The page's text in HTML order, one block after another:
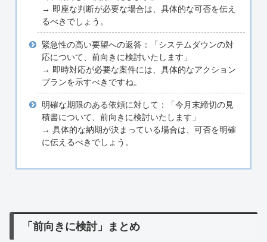
→ 即座な判断が必要な場合は、具体的な可否を伝え
るべきでしょう。
緊急性の高い要望への返答：「システムダウンの対
応について、前向きに検討いたします」
→ 即時対応が必要な案件には、具体的なアクション
プランを示すべきですね。
明確な期限のある依頼に対して：「今月末締切の見
積書について、前向きに検討いたします」
→ 具体的な納期が決まっている場合は、可否を明確
に伝えるべきでしょう。
「前向きに検討」まとめ